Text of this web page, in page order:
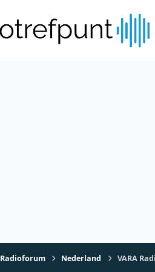
Radioforum Nederland VARA